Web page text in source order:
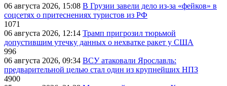
06 августа 2026, 15:08 В Грузии завели дело из-за «фейков» в
соцсетях о притеснениях туристов из РФ
1071
06 августа 2026, 12:14 Трамп пригрозил тюрьмой
допустившим утечку данных о нехватке ракет у США
996
06 августа 2026, 09:34 ВСУ атаковали Ярославль:
предварительной целью стал один из крупнейших НПЗ
4900